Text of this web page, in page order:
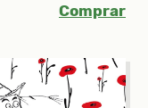
Comprar